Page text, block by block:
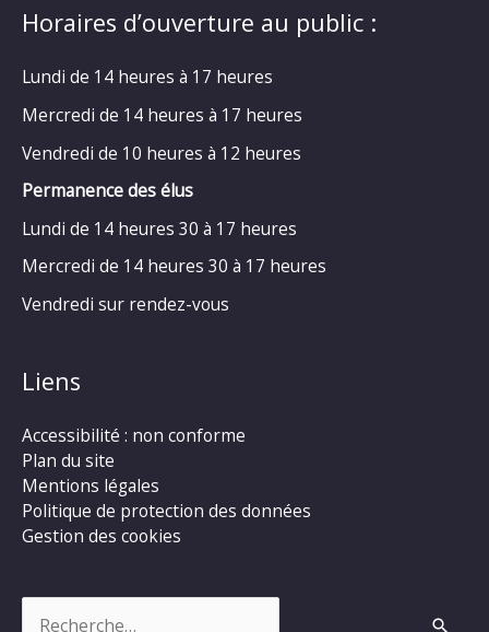
Horaires d’ouverture au public :
Lundi de 14 heures à 17 heures
Mercredi de 14 heures à 17 heures
Vendredi de 10 heures à 12 heures
Permanence des élus
Lundi de 14 heures 30 à 17 heures
Mercredi de 14 heures 30 à 17 heures
Vendredi sur rendez-vous
Liens
Accessibilité : non conforme
Plan du site
Mentions légales
Politique de protection des données
Gestion des cookies